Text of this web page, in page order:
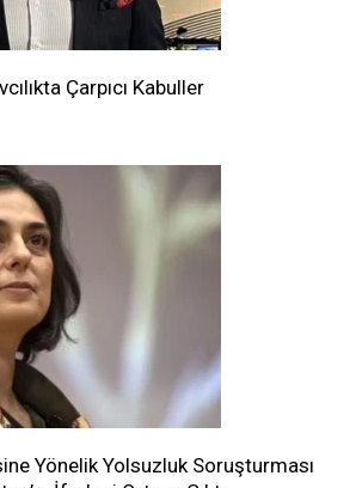
Çarpıcı Kabuller
Yönelik Yolsuzluk Soruşturması